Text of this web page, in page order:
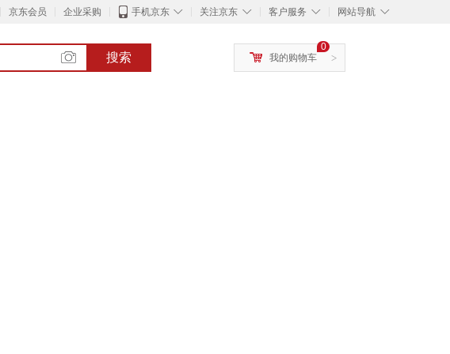
京东会员 企业采购 ◇
手机京东 ◇
关注京东 ◇
客户服务 ◇
网站导航
搜索 >
0
我的购物车